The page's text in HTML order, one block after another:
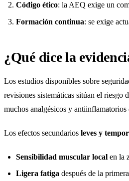
Código ético: la AEQ exige un
Formación continua: se exige
¿Qué dice la
Los estudios disponibles sobre
revisiones sistemáticas sitúan el
muchos analgésicos y antiinflamatorios
Los efectos secundarios leves y
Sensibilidad muscular local en la
Ligera fatiga después de la